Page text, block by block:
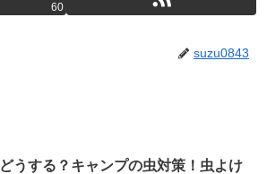
60
suzu0843
どうする？キャンプの虫対策！虫よけ